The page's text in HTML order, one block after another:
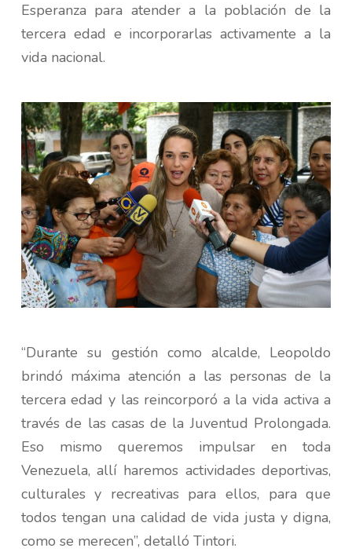
Esperanza para atender a la población de la
tercera edad e incorporarlas activamente a la
vida nacional.
“Durante su gestión como alcalde, Leopoldo
brindó máxima atención a las personas de la
tercera edad y las reincorporó a la vida activa a
través de las casas de la Juventud Prolongada.
Eso mismo queremos impulsar en toda
Venezuela, allí haremos actividades deportivas,
culturales y recreativas para ellos, para que
todos tengan una calidad de vida justa y digna,
como se merecen”, detalló Tintori.